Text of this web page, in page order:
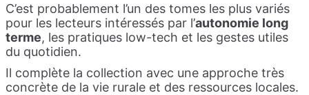
C’est probablement l’un des tomes les plus variés
pour les lecteurs intéressés par l’autonomie long
terme, les pratiques low-tech et les gestes utiles
du quotidien.
Il complète la collection avec une approche très
concrète de la vie rurale et des ressources locales.